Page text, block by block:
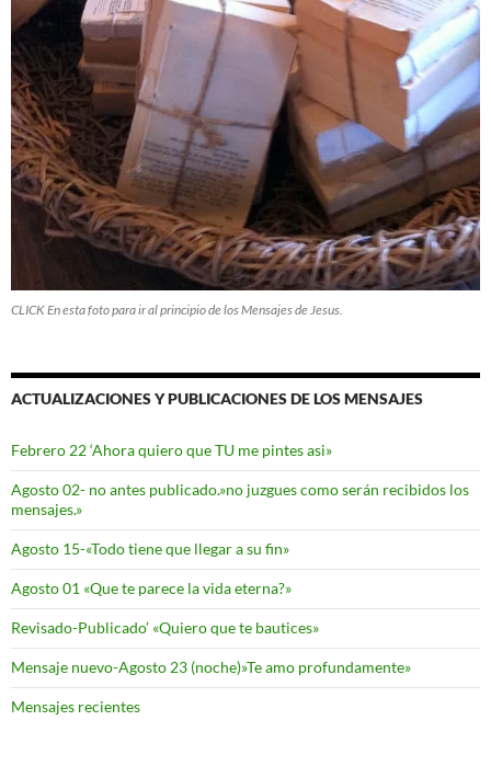
CLICK En esta foto para ir al principio de los Mensajes de Jesus.
ACTUALIZACIONES Y PUBLICACIONES DE LOS MENSAJES
Febrero 22 ‘Ahora quiero que TU me pintes asi»
Agosto 02- no antes publicado.»no juzgues como serán recibidos los
mensajes.»
Agosto 15-«Todo tiene que llegar a su fin»
Agosto 01 «Que te parece la vida eterna?»
Revisado-Publicado’ «Quiero que te bautices»
Mensaje nuevo-Agosto 23 (noche)»Te amo profundamente»
Mensajes recientes